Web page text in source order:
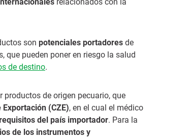
son potenciales portadores de
que pueden poner en riesgo la salud
de destino.
productos de origen pecuario, que
(CZE), en el cual el médico
del país importador. Para la
de los instrumentos y